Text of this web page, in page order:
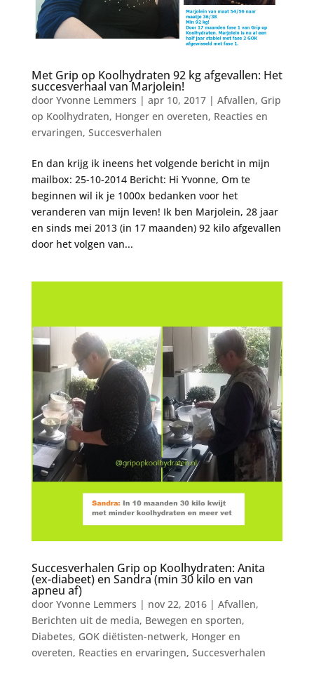
Met Grip op Koolhydraten 92 kg afgevallen: Het
succesverhaal van Marjolein!
door Yvonne Lemmers | apr 10, 2017| Afvallen, Grip
op Koolhydraten, Honger en overeten, Reacties en
ervaringen, Succesverhalen
En dan krijg ik ineens het volgende bericht in mijn
mailbox: 25-10-2014 Bericht: Hi Yvonne, Om te
beginnen wil ik je 1000x bedanken voor het
veranderen van mijn leven! Ik ben Marjolein, 28 jaar
en sinds mei 2013 (in 17 maanden) 92 kilo afgevallen
door het volgen van...
Succesverhalen Grip op Koolhydraten: Anita
(ex-diabeet) en Sandra (min 30 kilo en van
apneu af)
door Yvonne Lemmers | nov 22, 2016| Afvallen,
Berichten uit de media, Bewegen en sporten,
Diabetes, GOK diëtisten-netwerk, Honger en
overeten, Reacties en ervaringen, Succesverhalen